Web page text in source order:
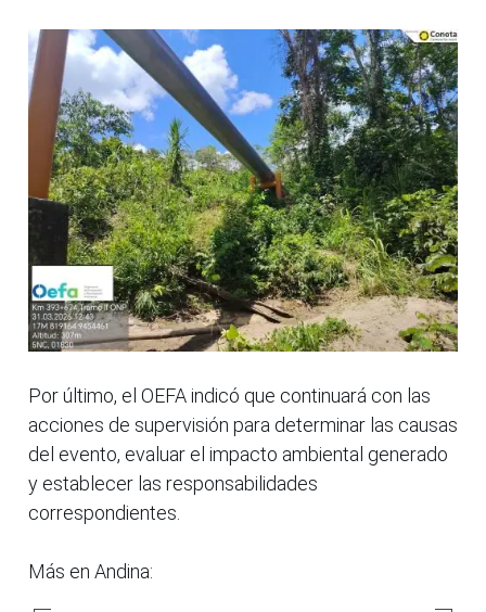
Por último, el OEFA indicó que continuará con las
acciones de supervisión para determinar las causas
del evento, evaluar el impacto ambiental generado
y establecer las responsabilidades
correspondientes.
Más en Andina: